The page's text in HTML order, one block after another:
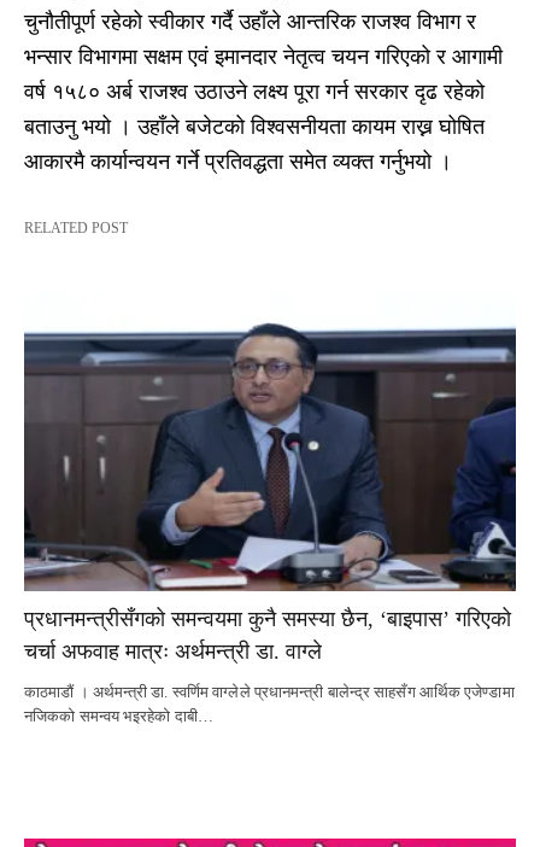
चुनौतीपूर्ण रहेको स्वीकार गर्दै उहाँले आन्तरिक राजश्व विभाग र
भन्सार विभागमा सक्षम एवं इमानदार नेतृत्व चयन गरिएको र आगामी
वर्ष १५८० अर्ब राजश्व उठाउने लक्ष्य पूरा गर्न सरकार दृढ रहेको
बताउनु भयो । उहाँले बजेटको विश्वसनीयता कायम राख्न घोषित
आकारमै कार्यान्वयन गर्ने प्रतिवद्धता समेत व्यक्त गर्नुभयो ।
RELATED POST
प्रधानमन्त्रीसँगको समन्वयमा कुनै समस्या छैन, ‘बाइपास’ गरिएको
चर्चा अफवाह मात्रः अर्थमन्त्री डा. वाग्ले
काठमाडौं । अर्थमन्त्री डा. स्वर्णिम वाग्लेले प्रधानमन्त्री बालेन्द्र साहसँग आर्थिक एजेण्डामा
नजिकको समन्वय भइरहेको दाबी…